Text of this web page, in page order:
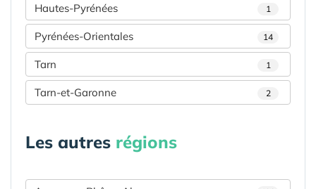
Hautes-Pyrénées 1
Pyrénées-Orientales 14
Tarn 1
Tarn-et-Garonne 2
Les autres régions